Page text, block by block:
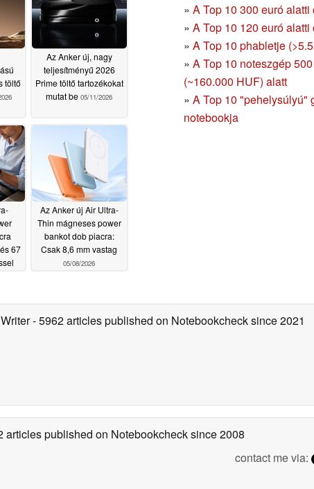
» A Top 10 300 euró
» A Top 10 120 euró
» A Top 10 phabletje
» A Top 10 noteszgép
(~160.000 HUF) alatt
» A Top 10 "pehelysúlyú"
notebookja
töltő
Az Anker új, nagy
teljesítményű 2026
Prime töltő tartozékokat
mutat be 05/11/2026
67
Az Anker új Air Ultra-
Thin mágneses power
bankot dob piacra:
Csak 8,6 mm vastag
05/08/2026
- 5962 articles published on Notebookchecksince 2021
articles published on Notebookchecksince 2008
contact me via: